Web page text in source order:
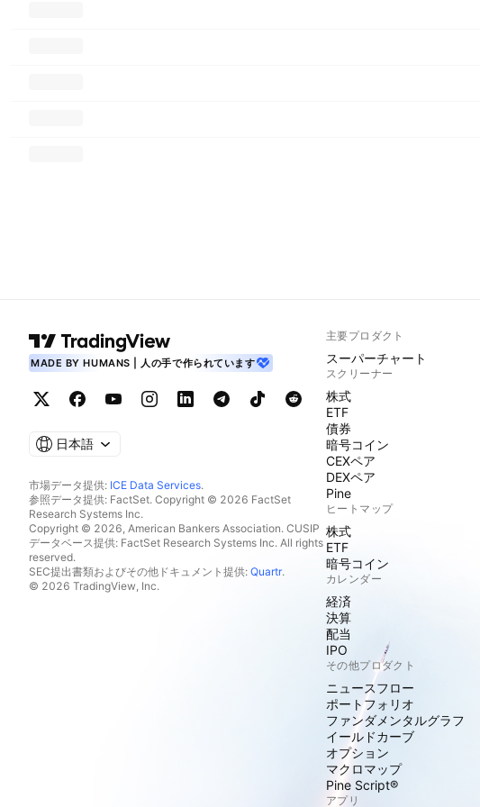
MADE BY HUMANS | 人の手で作られています
日本語
市場データ提供: ICE Data Services.
参照データ提供: FactSet. Copyright © 2026 FactSet
Research Systems Inc.
Copyright © 2026, American Bankers Association. CUSIP
データベース提供: FactSet Research Systems Inc. All rights
reserved.
SEC提出書類およびその他ドキュメント提供: Quartr.
© 2026 TradingView, Inc.
主要プロダクト
スーパーチャート
スクリーナー
株式
ETF
債券
暗号コイン
CEXペア
DEXペア
Pine
ヒートマップ
株式
ETF
暗号コイン
カレンダー
経済
決算
配当
IPO
その他プロダクト
ニュースフロー
ポートフォリオ
ファンダメンタルグラフ
イールドカーブ
オプション
マクロマップ
Pine Script®
アプリ